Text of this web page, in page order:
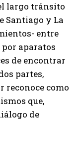
largo tránsito
Santiago y La
entre
por aparatos
de encontrar
partes,
reconoce como
que,
de